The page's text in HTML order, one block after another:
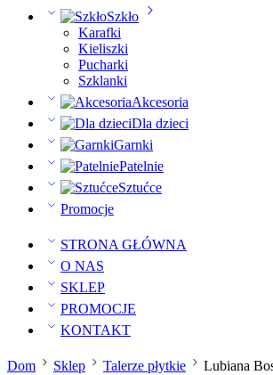
Szkło
Karafki
Kieliszki
Pucharki
Szklanki
Akcesoria
Dla dzieci
Garnki
Patelnie
Sztućce
Promocje
STRONA GŁÓWNA
O NAS
SKLEP
PROMOCJE
KONTAKT
Dom Sklep Talerze płytkie Lubiana